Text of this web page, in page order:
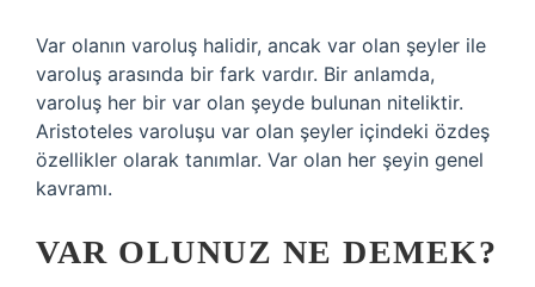
Var olanın varoluş halidir, ancak var olan şeyler ile
varoluş arasında bir fark vardır. Bir anlamda,
varoluş her bir var olan şeyde bulunan niteliktir.
Aristoteles varoluşu var olan şeyler içindeki özdeş
özellikler olarak tanımlar. Var olan her şeyin genel
kavramı.
VAR OLUNUZ NE DEMEK?